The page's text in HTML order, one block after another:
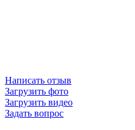
Написать отзыв
Загрузить фото
Загрузить видео
Задать вопрос